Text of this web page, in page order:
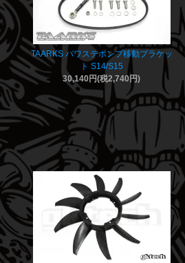
TAARKS パワステポンプ移動ブラケッ
ト S14/S15
30,140円(税2,740円)